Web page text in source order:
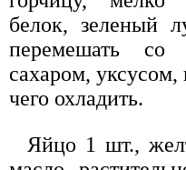
белок, зеленый
перемешать со
сахаром,
чего охладить.
Яйцо 1 шт.,